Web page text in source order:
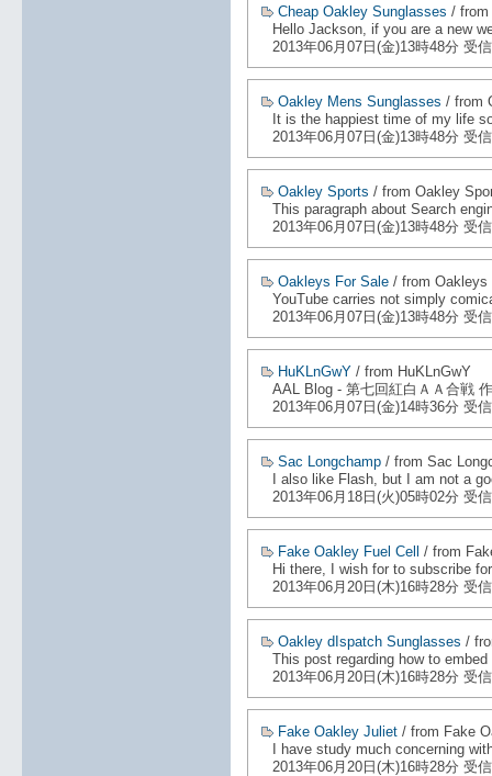
Cheap Oakley Sunglasses / from
Hello Jackson, if you are a new
2013年06月07日(金)13時48分 受信
Oakley Mens Sunglasses / from
It is the happiest time of my life
2013年06月07日(金)13時48分 受信
Oakley Sports / from Oakley
This paragraph about Search
2013年06月07日(金)13時48分 受信
Oakleys For Sale / from Oakleys
YouTube carries not simply
2013年06月07日(金)13時48分 受信
HuKLnGwY / from HuKLnGwY
AAL Blog - 第七回紅白ＡＡ合戦
2013年06月07日(金)14時36分 受信
Sac Longchamp / from Sac
I also like Flash, but I am not a
2013年06月18日(火)05時02分 受信
Fake Oakley Fuel Cell / from
Hi there, I wish for to subscribe
2013年06月20日(木)16時28分 受信
Oakley dIspatch Sunglasses /
This post regarding how to
2013年06月20日(木)16時28分 受信
Fake Oakley Juliet / from Fake
I have study much concerning
2013年06月20日(木)16時28分 受信